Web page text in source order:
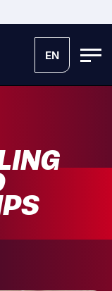
EN